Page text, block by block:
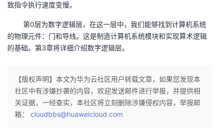
致指令执行速度变慢。
第0层为数字逻辑层，在这一层中，我们能够找到计算机系统
的物理元件：门和导线。这是制造计算机系统模块和实现算术逻辑
的基础。第3章将详细介绍数字逻辑层。
【版权声明】本文为华为云社区用户转载文章，如果您发现本
社区中有涉嫌抄袭的内容，欢迎发送邮件进行举报，并提供相
关证据，一经查实，本社区将立刻删除涉嫌侵权内容，举报邮
箱： cloudbbs@huaweicloud.com